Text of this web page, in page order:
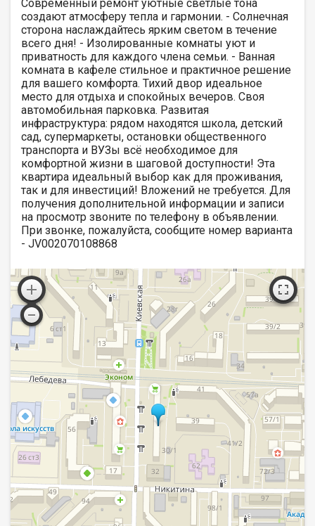
Современный ремонт уютные светлые тона
создают атмосферу тепла и гармонии. - Солнечная
сторона наслаждайтесь ярким светом в течение
всего дня! - Изолированные комнаты уют и
приватность для каждого члена семьи. - Ванная
комната в кафеле стильное и практичное решение
для вашего комфорта. Тихий двор идеальное
место для отдыха и спокойных вечеров. Своя
автомобильная парковка. Развитая
инфраструктура: рядом находятся школа, детский
сад, супермаркеты, остановки общественного
транспорта и ВУЗы всё необходимое для
комфортной жизни в шаговой доступности! Эта
квартира идеальный выбор как для проживания,
так и для инвестиций! Вложений не требуется. Для
получения дополнительной информации и записи
на просмотр звоните по телефону в объявлении.
При звонке, пожалуйста, сообщите номер варианта
- JV002070108868